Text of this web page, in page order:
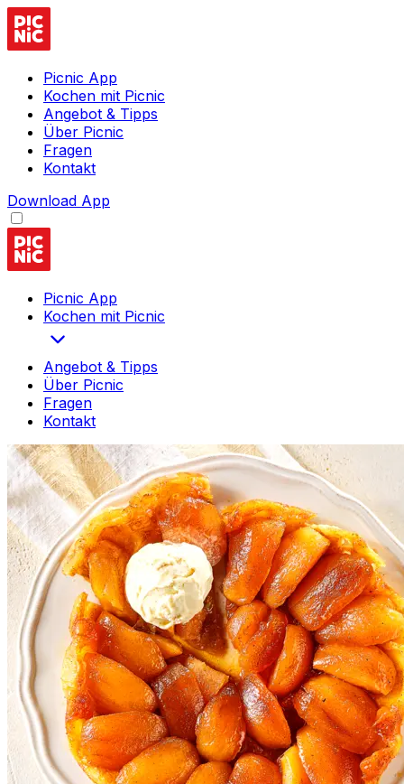
Picnic App
Kochen mit Picnic
Angebot & Tipps
Über Picnic
Fragen
Kontakt
Download App
Picnic App
Kochen mit Picnic
Angebot & Tipps
Über Picnic
Fragen
Kontakt